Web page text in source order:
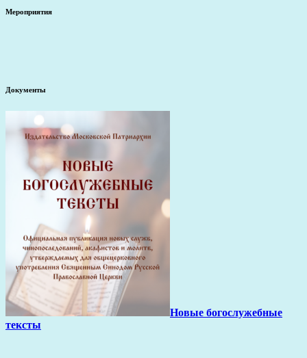
Мероприятия
Документы
Новые богослужебные
тексты